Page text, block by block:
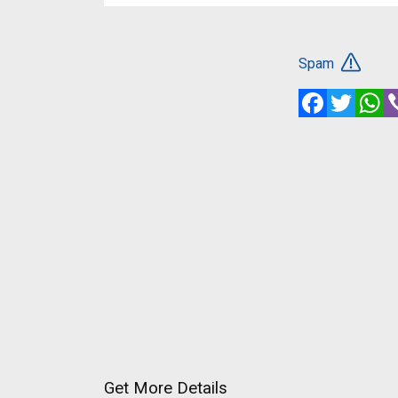
Spam
FacebookTwitter
Get More Details